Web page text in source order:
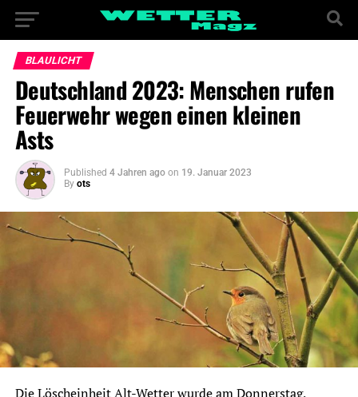
BLAULICHT
Deutschland 2023: Menschen rufen
Feuerwehr wegen einen kleinen
Asts
Published 4 Jahren ago on 19. Januar 2023
By ots
Die Löscheinheit Alt-Wetter wurde am Donnerstag,